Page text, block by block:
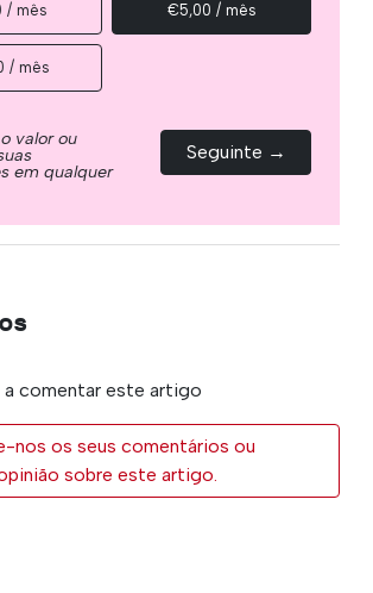
/ mês €5,00 / mês
/ mês
valor ou
em qualquer
Seguinte →
a comentar este artigo
nos os seus comentários ou
sobre este artigo.